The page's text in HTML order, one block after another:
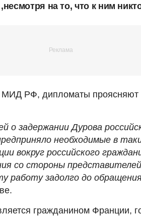
на то, что к ним
МИД РФ, дипломаты проясняют
о задержании Дурова
необходимые в
вокруг российского
со стороны представителей
работу задолго до
гражданином Франции,